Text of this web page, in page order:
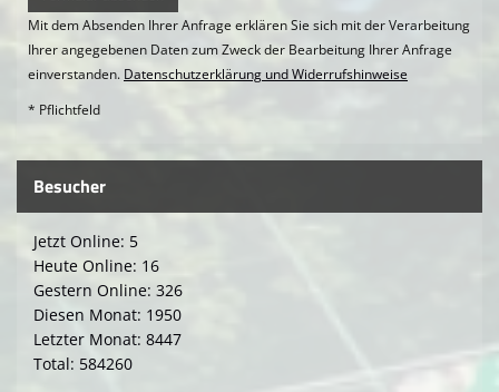
Mit dem Absenden Ihrer Anfrage erklären Sie sich mit der Verarbeitung
Ihrer angegebenen Daten zum Zweck der Bearbeitung Ihrer Anfrage
einverstanden. Datenschutzerklärung und Widerrufshinweise
* Pflichtfeld
Besucher
Jetzt Online: 5
Heute Online: 16
Gestern Online: 326
Diesen Monat: 1950
Letzter Monat: 8447
Total: 584260